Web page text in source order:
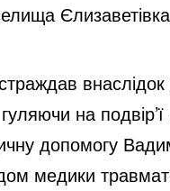
внаслідок
на
допомогу Вадим
медики